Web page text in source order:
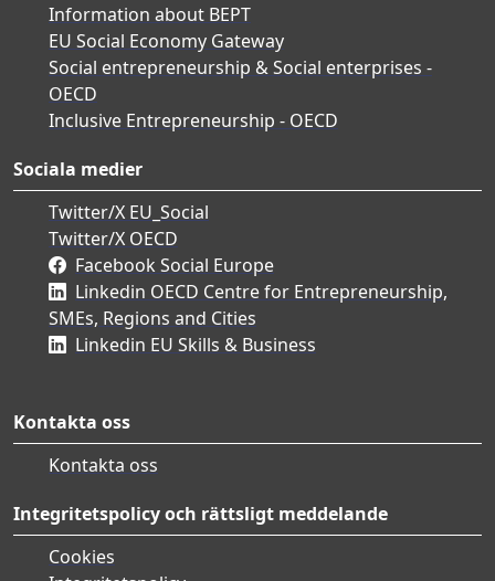
Information about BEPT
EU Social Economy Gateway
Social entrepreneurship & Social enterprises -
OECD
Inclusive Entrepreneurship - OECD
Sociala medier
Twitter/X EU_Social
Twitter/X OECD
Facebook Social Europe
Linkedin OECD Centre for Entrepreneurship,
SMEs, Regions and Cities
Linkedin EU Skills & Business
Kontakta oss
Kontakta oss
Integritetspolicy och rättsligt meddelande
Cookies